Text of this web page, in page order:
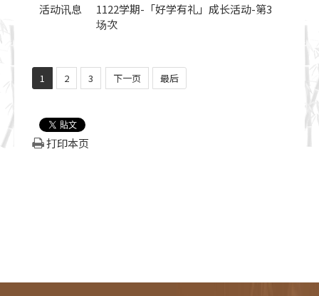
活动讯息
1122学期-「好学有礼」成长活动-第3
场次
1 2 3 下一页 最后
打印本页